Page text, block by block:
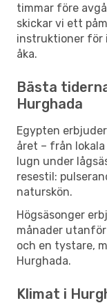
timmar före
skickar vi ett
instruktioner för
åka.
Bästa
Hurghada
Egypten
året – från
lugn under
resestil:
naturskön.
Högsäsonger
månader
och en tystare,
Hurghada.
Klimat i